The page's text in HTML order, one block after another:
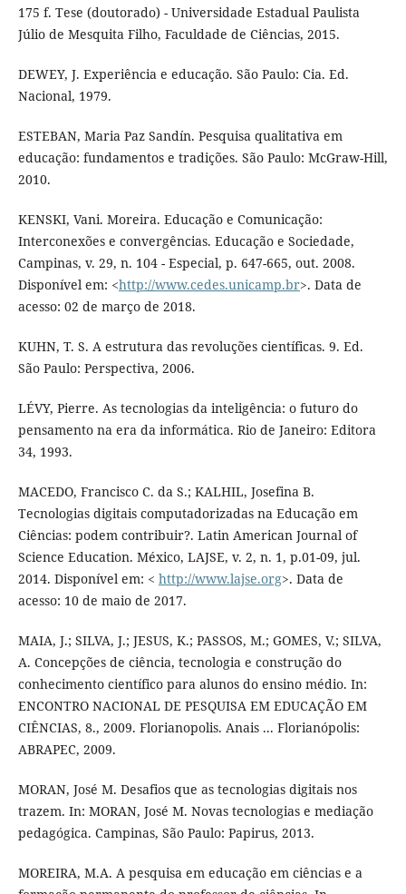
175 f. Tese (doutorado) - Universidade Estadual Paulista
Júlio de Mesquita Filho, Faculdade de Ciências, 2015.
DEWEY, J. Experiência e educação. São Paulo: Cia. Ed.
Nacional, 1979.
ESTEBAN, Maria Paz Sandín. Pesquisa qualitativa em
educação: fundamentos e tradições. São Paulo: McGraw-Hill,
2010.
KENSKI, Vani. Moreira. Educação e Comunicação:
Interconexões e convergências. Educação e Sociedade,
Campinas, v. 29, n. 104 - Especial, p. 647-665, out. 2008.
Disponível em: <http://www.cedes.unicamp.br>. Data de
acesso: 02 de março de 2018.
KUHN, T. S. A estrutura das revoluções científicas. 9. Ed.
São Paulo: Perspectiva, 2006.
LÉVY, Pierre. As tecnologias da inteligência: o futuro do
pensamento na era da informática. Rio de Janeiro: Editora
34, 1993.
MACEDO, Francisco C. da S.; KALHIL, Josefina B.
Tecnologias digitais computadorizadas na Educação em
Ciências: podem contribuir?. Latin American Journal of
Science Education. México, LAJSE, v. 2, n. 1, p.01-09, jul.
2014. Disponível em: < http://www.lajse.org>. Data de
acesso: 10 de maio de 2017.
MAIA, J.; SILVA, J.; JESUS, K.; PASSOS, M.; GOMES, V.; SILVA,
A. Concepções de ciência, tecnologia e construção do
conhecimento científico para alunos do ensino médio. In:
ENCONTRO NACIONAL DE PESQUISA EM EDUCAÇÃO EM
CIÊNCIAS, 8., 2009. Florianopolis. Anais ... Florianópolis:
ABRAPEC, 2009.
MORAN, José M. Desafios que as tecnologias digitais nos
trazem. In: MORAN, José M. Novas tecnologias e mediação
pedagógica. Campinas, São Paulo: Papirus, 2013.
MOREIRA, M.A. A pesquisa em educação em ciências e a